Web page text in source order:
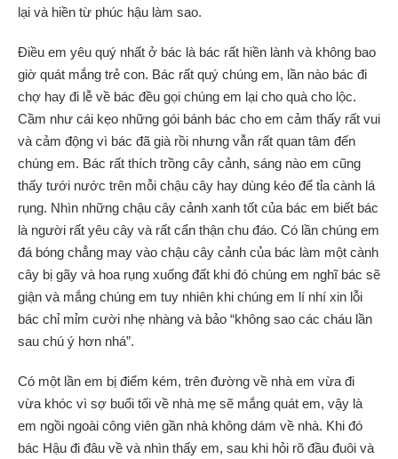
lại và hiền từ phúc hậu làm sao.
Điều em yêu quý nhất ở bác là bác rất hiền lành và không bao
giờ quát mắng trẻ con. Bác rất quý chúng em, lần nào bác đi
chợ hay đi lễ về bác đều gọi chúng em lại cho quà cho lộc.
Cầm như cái kẹo những gói bánh bác cho em cảm thấy rất vui
và cảm động vì bác đã già rồi nhưng vẫn rất quan tâm đến
chúng em. Bác rất thích trồng cây cảnh, sáng nào em cũng
thấy tưới nước trên mỗi chậu cây hay dùng kéo để tỉa cành lá
rụng. Nhìn những chậu cây cảnh xanh tốt của bác em biết bác
là người rất yêu cây và rất cẩn thận chu đáo. Có lần chúng em
đá bóng chẳng may vào chậu cây cảnh của bác làm một cành
cây bị gãy và hoa rụng xuống đất khi đó chúng em nghĩ bác sẽ
giận và mắng chúng em tuy nhiên khi chúng em lí nhí xin lỗi
bác chỉ mỉm cười nhẹ nhàng và bảo “không sao các cháu lần
sau chú ý hơn nhá”.
Có một lần em bị điểm kém, trên đường về nhà em vừa đi
vừa khóc vì sợ buổi tối về nhà mẹ sẽ mắng quát em, vậy là
em ngồi ngoài công viên gần nhà không dám về nhà. Khi đó
bác Hậu đi đâu về và nhìn thấy em, sau khi hỏi rõ đầu đuôi và